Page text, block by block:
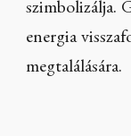
szimbolizálja.
energia
megtalálására.